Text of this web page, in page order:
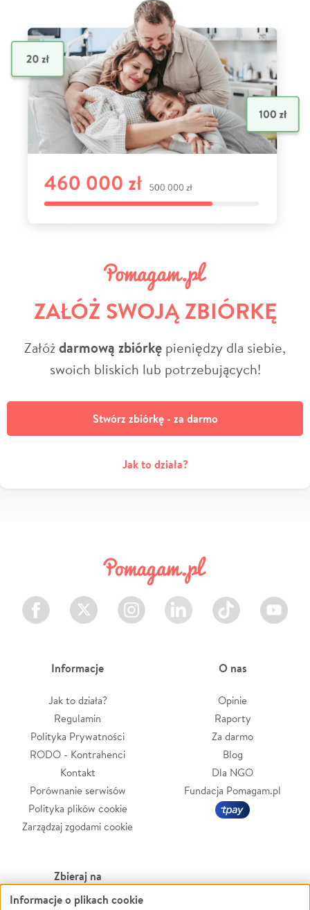
ZAŁÓŻ SWOJĄ ZBIÓRKĘ
Załóżdarmową zbiórkę pieniędzy dla siebie,
swoich bliskich lub potrzebujących!
Stwórz zbiórkę - za darmo
Jak to działa?
Facebook Twitter Instagram LinkedIn TikTok Youtube
Informacje
Jak to działa?
Regulamin
Polityka Prywatności
RODO - Kontrahenci
Kontakt
Porównanie serwisów
Polityka plików cookie
Zarządzaj zgodami cookie
O nas
Opinie
Raporty
Za darmo
Blog
Dla NGO
Fundacja Pomagam.pl
Zbieraj na
Informacje o plikach cookie